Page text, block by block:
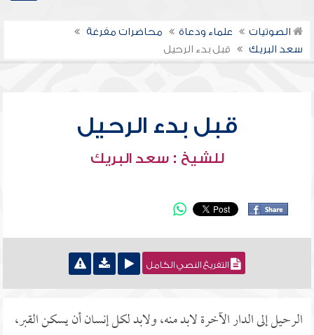
الصوتيات علماء ودعاة
محاضرات مفرغة
سعد البريك
قبل بدء الرحيل
قبل بدء الرحيل
للشيخ : سعد البريك
التفريغ النصي الكامل
الرحيل إلى الدار الآخرة لابد منه، ولابد لكل إنسان أن يسكن القبر،